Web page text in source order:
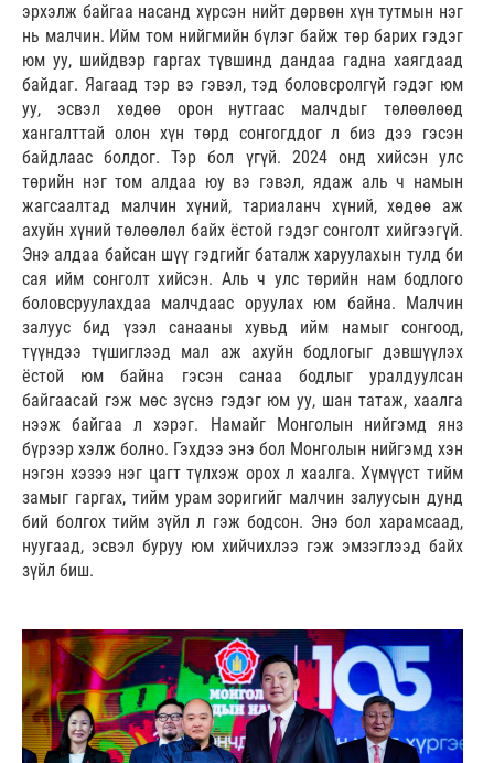
эрхэлж байгаа насанд хүрсэн нийт дөрвөн хүн тутмын нэг
нь малчин. Ийм том нийгмийн бүлэг байж төр барих гэдэг
юм уу, шийдвэр гаргах түвшинд дандаа гадна хаягдаад
байдаг. Яагаад тэр вэ гэвэл, тэд боловсролгүй гэдэг юм
уу, эсвэл хөдөө орон нутгаас малчдыг төлөөлөөд
хангалттай олон хүн төрд сонгогддог л биз дээ гэсэн
байдлаас болдог. Тэр бол үгүй. 2024 онд хийсэн улс
төрийн нэг том алдаа юу вэ гэвэл, ядаж аль ч намын
жагсаалтад малчин хүний, тариаланч хүний, хөдөө аж
ахуйн хүний төлөөлөл байх ёстой гэдэг сонголт хийгээгүй.
Энэ алдаа байсан шүү гэдгийг баталж харуулахын тулд би
сая ийм сонголт хийсэн. Аль ч улс төрийн нам бодлого
боловсруулахдаа малчдаас оруулах юм байна. Малчин
залуус бид үзэл санааны хувьд ийм намыг сонгоод,
түүндээ түшиглээд мал аж ахуйн бодлогыг дэвшүүлэх
ёстой юм байна гэсэн санаа бодлыг уралдуулсан
байгаасай гэж мөс зүснэ гэдэг юм уу, шан татаж, хаалга
нээж байгаа л хэрэг. Намайг Монголын нийгэмд янз
бүрээр хэлж болно. Гэхдээ энэ бол Монголын нийгэмд хэн
нэгэн хэзээ нэг цагт түлхэж орох л хаалга. Хүмүүст тийм
замыг гаргах, тийм урам зоригийг малчин залуусын дунд
бий болгох тийм зүйл л гэж бодсон. Энэ бол харамсаад,
нуугаад, эсвэл буруу юм хийчихлээ гэж эмзэглээд байх
зүйл биш.